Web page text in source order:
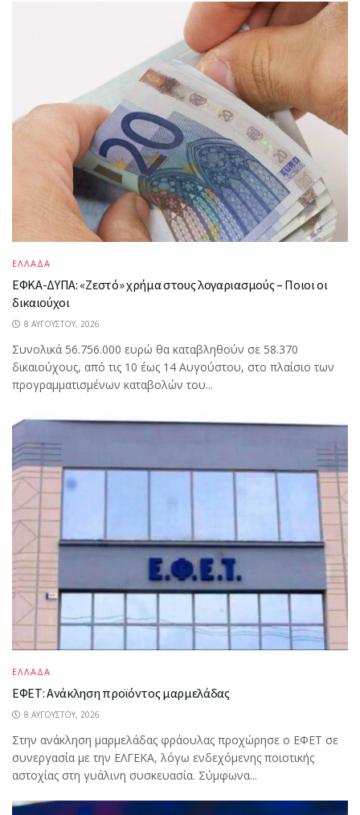
ΕΛΛΑΔΑ
ΕΦΚΑ-ΔΥΠΑ: «Ζεστό» χρήμα στους λογαριασμούς – Ποιοι οι
δικαιούχοι
8 ΑΥΓΟΎΣΤΟΥ, 2026
Συνολικά 56.756.000 ευρώ θα καταβληθούν σε 58.370
δικαιούχους, από τις 10 έως 14 Αυγούστου, στο πλαίσιο των
προγραμματισμένων καταβολών του...
ΕΛΛΑΔΑ
ΕΦΕΤ: Ανάκληση προϊόντος μαρμελάδας
8 ΑΥΓΟΎΣΤΟΥ, 2026
Στην ανάκληση μαρμελάδας φράουλας προχώρησε ο ΕΦΕΤ σε
συνεργασία με την ΕΛΓΕΚΑ, λόγω ενδεχόμενης ποιοτικής
αστοχίας στη γυάλινη συσκευασία. Σύμφωνα...